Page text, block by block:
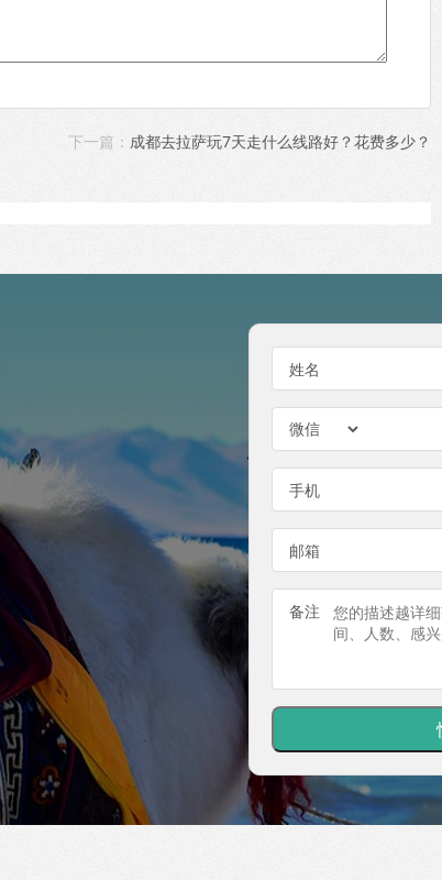
下一篇： 成都去拉萨玩7天走什么线路好？花费多少？
姓名
手机
邮箱
备注